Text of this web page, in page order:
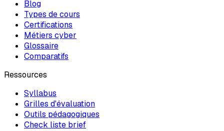
Blog
Types de cours
Certifications
Métiers cyber
Glossaire
Comparatifs
Ressources
Syllabus
Grilles d'évaluation
Outils pédagogiques
Check liste brief